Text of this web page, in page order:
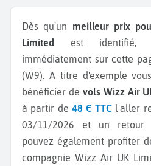
Dès qu'un meilleur prix
Limited est identifié,
immédiatement sur cette
(W9). A titre d'exemple
bénéficier de vols Wizz Air
à partir de48 € TTC l'aller
03/11/2026 et un retour
pouvez également profiter
compagnie Wizz Air UK